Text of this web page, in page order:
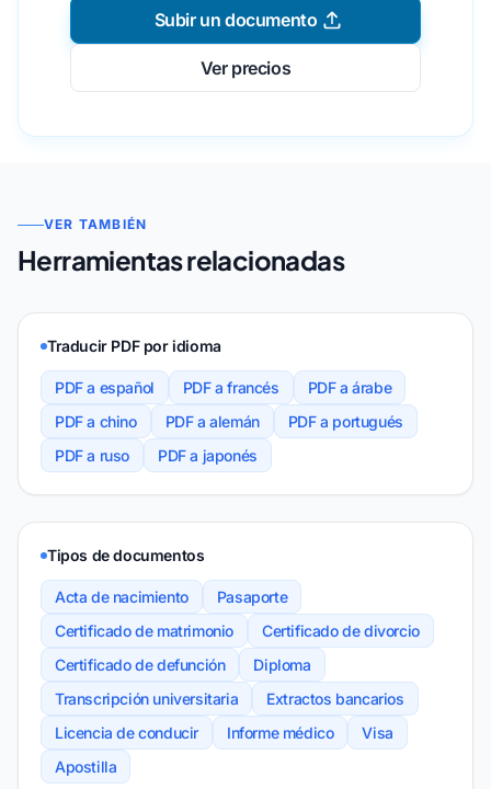
Subir un documento
Ver precios
VER TAMBIÉN
Herramientas relacionadas
Traducir PDF por idioma
PDF a español PDF a francés
PDF a árabe
PDF a chino
PDF a alemán
PDF a portugués
PDF a ruso
PDF a japonés
Tipos de documentos
Acta de nacimiento
Pasaporte
Certificado de matrimonio
Certificado de divorcio
Certificado de defunción
Diploma
Transcripción universitaria
Extractos bancarios
Licencia de conducir
Informe médico
Visa
Apostilla